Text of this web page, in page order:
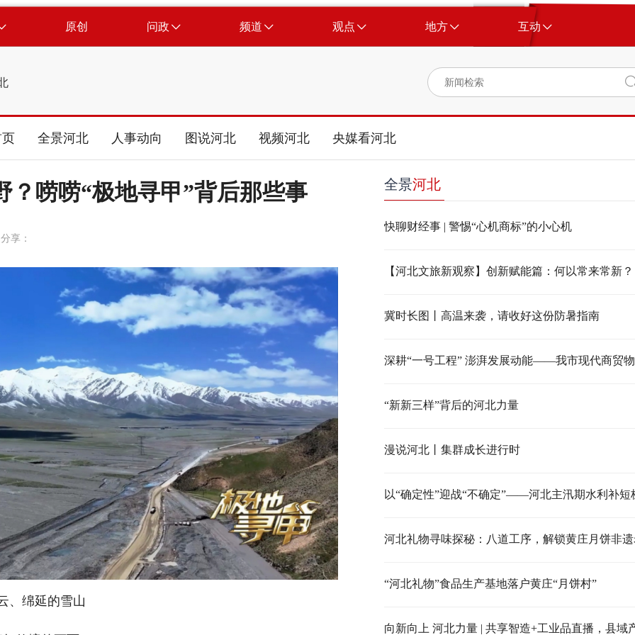
原创 问政 频道 观点 地方 互动
全景河北 人事动向 图说河北 视频河北 央媒看河北
？唠唠“极地寻甲”背后那些事
分享：
、绵延的雪山
全景河北
快聊财经事 | 警惕“心机商标”的小心机
【河北文旅新观察】创新赋能篇：何以常来常新？
冀时长图丨高温来袭，请收好这份防暑指南
“新新三样”背后的河北力量
漫说河北丨集群成长进行时
以“确定性”迎战“不确定”——河北主汛期水利补短
河北礼物寻味探秘：八道工序，解锁黄庄月饼非
“河北礼物”食品生产基地落户黄庄“月饼村”